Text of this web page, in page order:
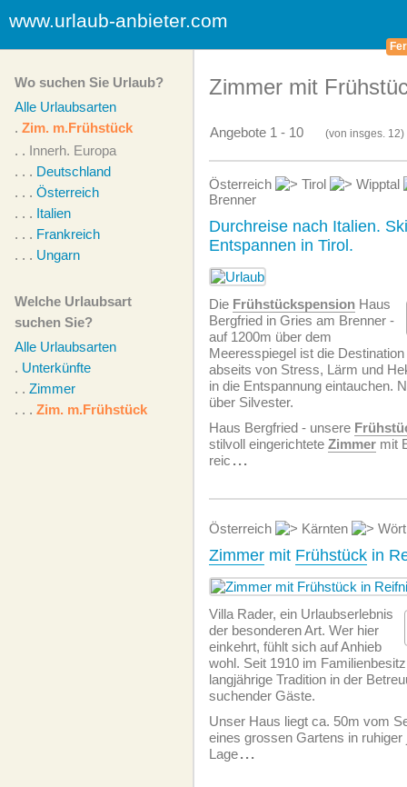
www.urlaub-anbieter.com
Wo suchen Sie Urlaub?
Alle Urlaubsarten
. Zim. m.Frühstück
. . Innerh. Europa
. . . Deutschland
. . . Österreich
. . . Italien
. . . Frankreich
. . . Ungarn
Welche Urlaubsart
suchen Sie?
Alle Urlaubsarten
. Unterkünfte
. . Zimmer
. . . Zim. m.Frühstück
Zimmer mit
Angebote 1 - 10 (von insges. 12)
Österreich Tirol
Wipptal
Brenner
Durchreise nach Italien.
Entspannen in Tirol.
Die Frühstückspension Haus
Bergfried in Gries am Brenner -
auf 1200m über dem
Meeresspiegel ist die
abseits von Stress, Lärm und
in die Entspannung eintauchen.
über Silvester.
Haus Bergfried - unsere
stilvoll eingerichtete Zimmer mit
reic ...
Österreich Kärnten
Zimmer mit Frühstück in
Villa Rader, ein Urlaubserlebnis
der besonderen Art. Wer hier
einkehrt, fühlt sich auf Anhieb
wohl. Seit 1910 im
langjährige Tradition in der
suchender Gäste.
Unser Haus liegt ca. 50m vom
eines grossen Gartens in ruhiger
Lage...